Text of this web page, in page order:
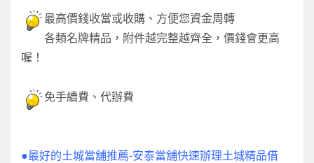
最高價錢收當或收購、方便您資金周轉
各類名牌精品，附件越完整越齊全，價錢會更高
喔！
免手續費、代辦費
●最好的土城當舖推薦-安泰當舖快速辦理土城精品借